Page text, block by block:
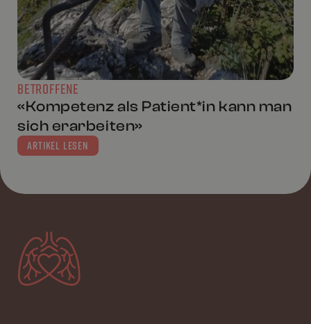
BETROFFENE
«Kompetenz als Patient*in kann man
sich erarbeiten»
ARTIKEL LESEN